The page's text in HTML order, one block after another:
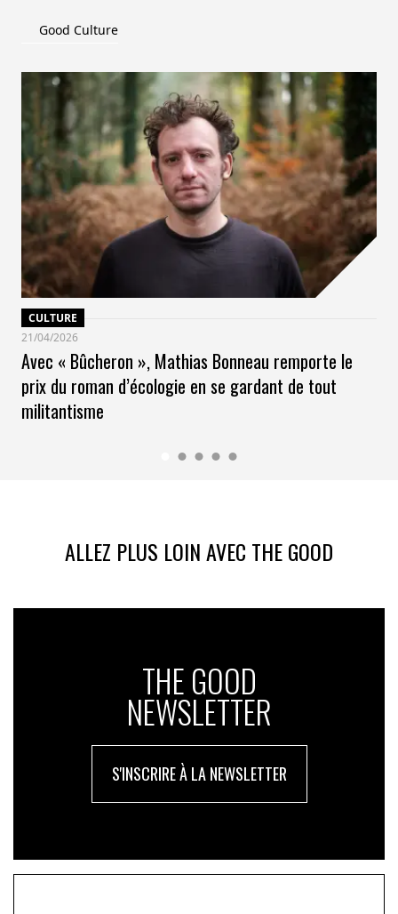
Good Culture
CULTURE
21/04/2026
Avec « Bûcheron », Mathias Bonneau remporte le
prix du roman d’écologie en se gardant de tout
militantisme
ALLEZ PLUS LOIN AVEC THE GOOD
THE GOOD
NEWSLETTER
S'INSCRIRE À LA NEWSLETTER